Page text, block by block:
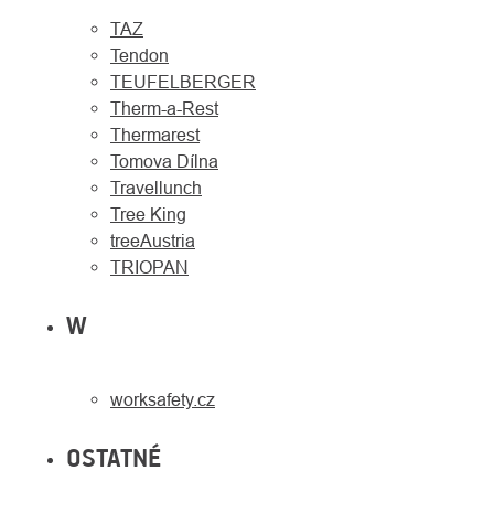
TAZ
Tendon
TEUFELBERGER
Therm-a-Rest
Thermarest
Tomova Dílna
Travellunch
Tree King
treeAustria
TRIOPAN
W
worksafety.cz
OSTATNÉ